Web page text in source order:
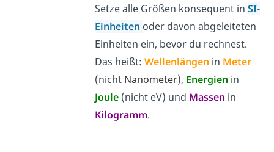
Setze alle Größen konsequent inSI-
Einheiten oder davon abgeleiteten
Einheiten ein, bevor du rechnest.
Das heißt:Wellenlängen in Meter
(nicht Nanometer), Energien in
Joule (nicht eV) und Massen in
Kilogramm.